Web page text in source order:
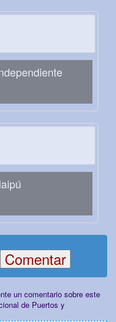
un comentario sobre este
de Puertos y